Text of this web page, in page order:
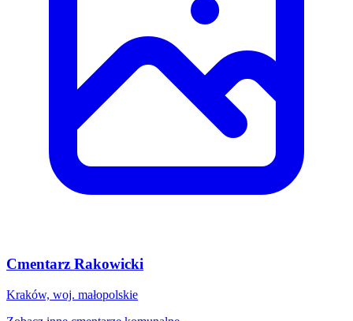
Cmentarz Rakowicki
Kraków, woj. małopolskie